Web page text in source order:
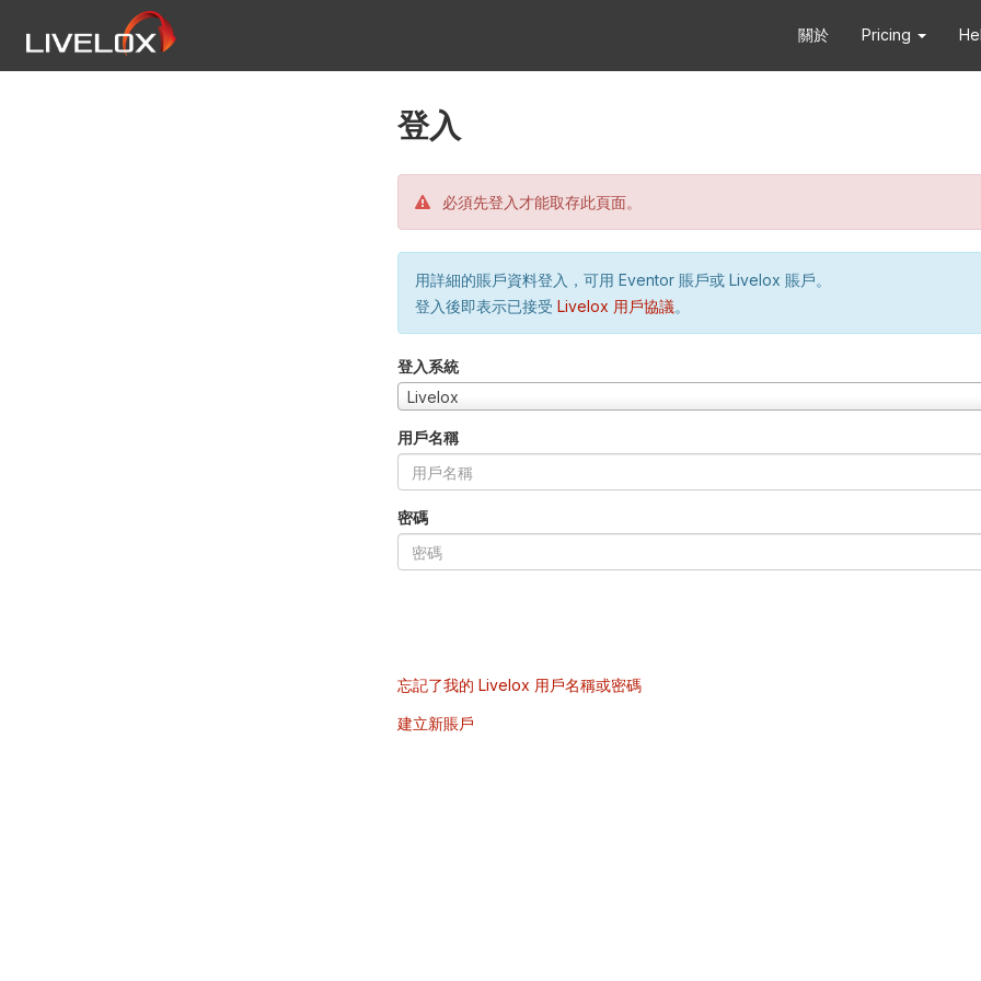
關於 Pricing
登入
必須先登入才能取存此頁面。
用詳細的賬戶資料登入，可用 Eventor 賬戶或 Livelox 賬戶。
登入後即表示已接受 Livelox 用戶協議。
登入系統
Livelox
用戶名稱
密碼
忘記了我的 Livelox 用戶名稱或密碼
建立新賬戶